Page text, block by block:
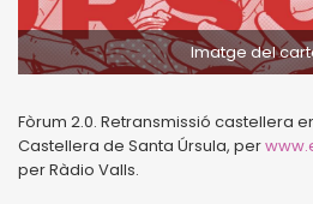
Imatge del
Fòrum 2.0. Retransmissió castellera
Castellera de Santa Úrsula, per
per Ràdio Valls.